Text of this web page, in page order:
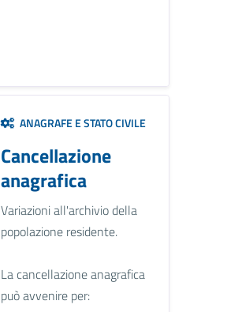
ANAGRAFE E STATO CIVILE
Cancellazione
anagrafica
Variazioni all'archivio della
popolazione residente.
La cancellazione anagrafica
può avvenire per: